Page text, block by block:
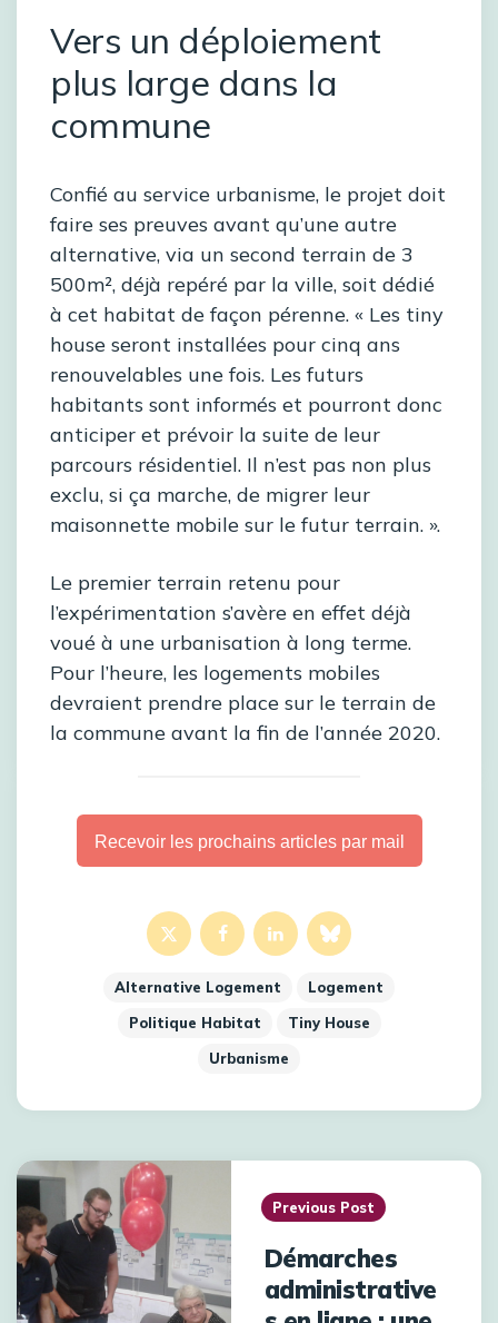
Vers un déploiement
plus large dans la
commune
Confié au service urbanisme, le projet doit
faire ses preuves avant qu’une autre
alternative, via un second terrain de 3
500m², déjà repéré par la ville, soit dédié
à cet habitat de façon pérenne. « Les tiny
house seront installées pour cinq ans
renouvelables une fois. Les futurs
habitants sont informés et pourront donc
anticiper et prévoir la suite de leur
parcours résidentiel. Il n’est pas non plus
exclu, si ça marche, de migrer leur
maisonnette mobile sur le futur terrain. ».
Le premier terrain retenu pour
l’expérimentation s’avère en effet déjà
voué à une urbanisation à long terme.
Pour l’heure, les logements mobiles
devraient prendre place sur le terrain de
la commune avant la fin de l’année 2020.
Recevoir les prochains articles par mail
Alternative Logement
Logement
Politique Habitat
Tiny House
Urbanisme
Previous Post
Démarches
administrative